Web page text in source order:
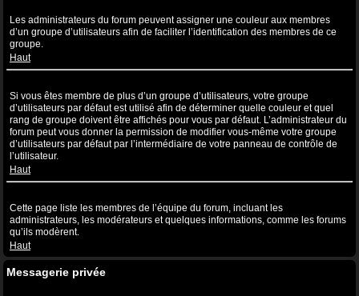
Les administrateurs du forum peuvent assigner une couleur aux membres
d’un groupe d’utilisateurs afin de faciliter l’identification des membres de ce
groupe.
Haut
Si vous êtes membre de plus d’un groupe d’utilisateurs, votre groupe
d’utilisateurs par défaut est utilisé afin de déterminer quelle couleur et quel
rang de groupe doivent être affichés pour vous par défaut. L’administrateur du
forum peut vous donner la permission de modifier vous-même votre groupe
d’utilisateurs par défaut par l’intermédiaire de votre panneau de contrôle de
l’utilisateur.
Haut
Cette page liste les membres de l’équipe du forum, incluant les
administrateurs, les modérateurs et quelques informations, comme les forums
qu’ils modèrent.
Haut
Messagerie privée